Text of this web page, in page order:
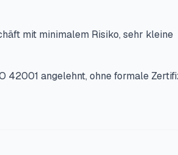
mit minimalem Risiko, sehr kleine
angelehnt, ohne formale